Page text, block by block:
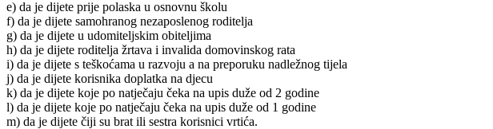
e) da je dijete prije polaska u osnovnu školu
f) da je dijete samohranog nezaposlenog roditelja
g) da je dijete u udomiteljskim obiteljima
h) da je dijete roditelja žrtava i invalida domovinskog rata
i) da je dijete s teškoćama u razvoju a na preporuku nadležnog tijela
j) da je dijete korisnika doplatka na djecu
k) da je dijete koje po natječaju čeka na upis duže od 2 godine
l) da je dijete koje po natječaju čeka na upis duže od 1 godine
m) da je dijete čiji su brat ili sestra korisnici vrtića.